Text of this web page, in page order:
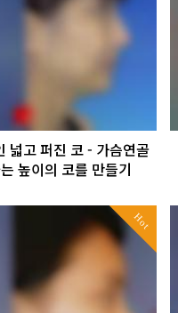
넓고 퍼진 코 - 가슴연골
높이의 코를 만들기
Hot